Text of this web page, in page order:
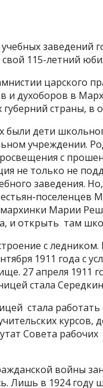
заведений
115-летний
царского
духоборов в
страны, в
были дети
учреждении.
с
не только не
заведения.
поселенцев
Марии
и открыть там
с
1911 года с
27 апреля
стала
стала
Совета
войны
Лишь в 1924 году